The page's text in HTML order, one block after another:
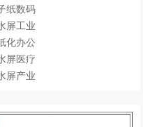
纸数码
屏工业
化办公
屏医疗
屏产业